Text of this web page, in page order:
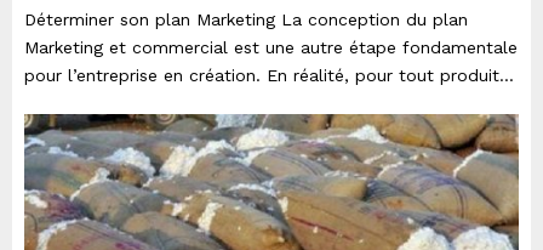
Déterminer son plan Marketing La conception du plan
Marketing et commercial est une autre étape fondamentale
pour l’entreprise en création. En réalité, pour tout produit...